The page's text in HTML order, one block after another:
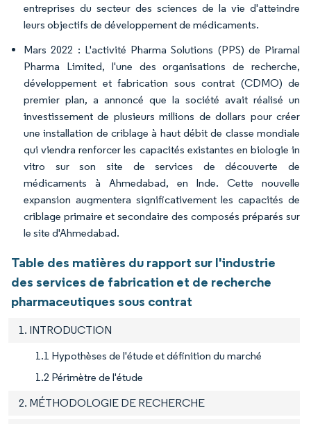
entreprises du secteur des sciences de la vie d'atteindre
leurs objectifs de développement de médicaments.
Mars 2022 : L'activité Pharma Solutions (PPS) de Piramal
Pharma Limited, l'une des organisations de recherche,
développement et fabrication sous contrat (CDMO) de
premier plan, a annoncé que la société avait réalisé un
investissement de plusieurs millions de dollars pour créer
une installation de criblage à haut débit de classe mondiale
qui viendra renforcer les capacités existantes en biologie in
vitro sur son site de services de découverte de
médicaments à Ahmedabad, en Inde. Cette nouvelle
expansion augmentera significativement les capacités de
criblage primaire et secondaire des composés préparés sur
le site d'Ahmedabad.
Table des matières du rapport sur l'industrie
des services de fabrication et de recherche
pharmaceutiques sous contrat
1. INTRODUCTION
1.1 Hypothèses de l'étude et définition du marché
1.2 Périmètre de l'étude
2. MÉTHODOLOGIE DE RECHERCHE